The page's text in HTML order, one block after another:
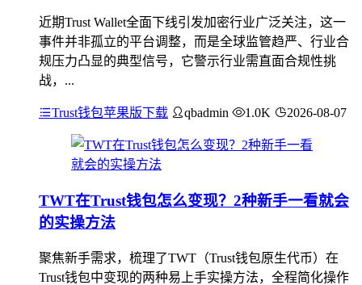
近期Trust Wallet全面下线引发加密行业广泛关注，这一
事件并非孤立的平台调整，而是全球监管趋严、行业合
规压力凸显的典型信号，它警示行业需直面合规性挑
战，...
Trust钱包苹果版下载 qbadmin 1.0K 2026-08-07
TWT在Trust钱包怎么变现？2种新手一看就会
的实操方法
聚焦新手需求，梳理了TWT（Trust钱包原生代币）在
Trust钱包中变现的两种易上手实操方法，全程简化操作